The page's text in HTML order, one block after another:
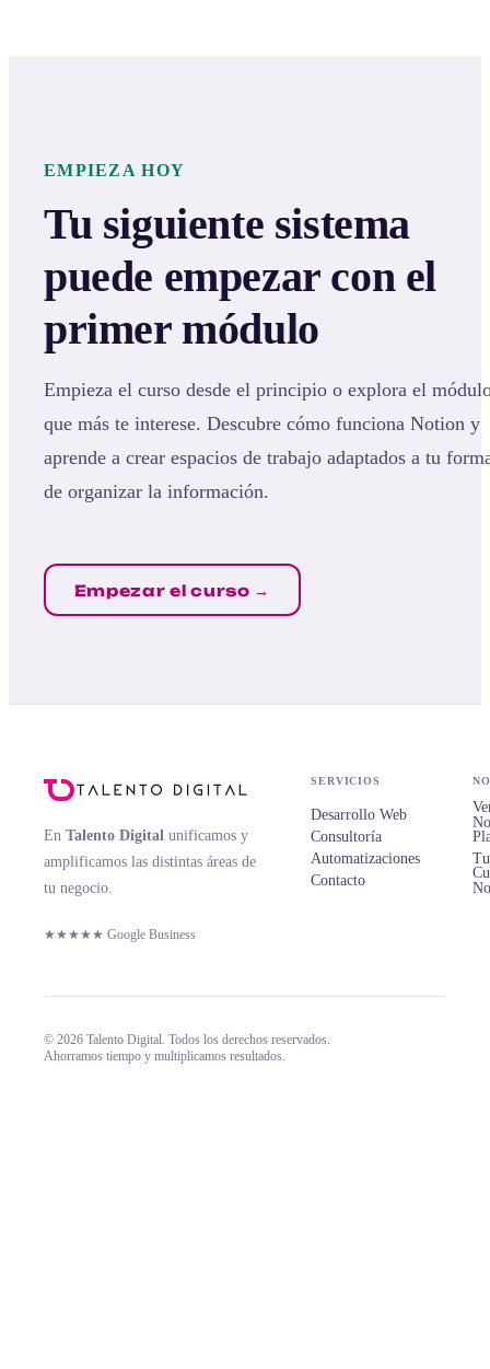
EMPIEZA HOY
Tu siguiente sistema
puede empezar con el
primer módulo
Empieza el curso desde el principio o explora el
que más te interese. Descubre cómo funciona Notion y
aprende a crear espacios de trabajo adaptados a tu
de organizar la información.
Empezar el curso →
En Talento Digital unificamos y
amplificamos las distintas áreas de
tu negocio.
★★★★★ Google Business
SERVICIOS
Desarrollo Web
Consultoría
Automatizaciones
Contacto
© 2026 Talento Digital. Todos los derechos reservados.
Ahorramos tiempo y multiplicamos resultados.